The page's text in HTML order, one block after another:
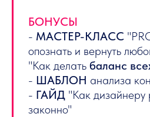
БОНУСЫ
- МАСТЕР-КЛАСС
опознать и вернуть
"Как делать баланс
- ШАБЛОН анализа
- ГАЙД "Как дизайнеру
законно"